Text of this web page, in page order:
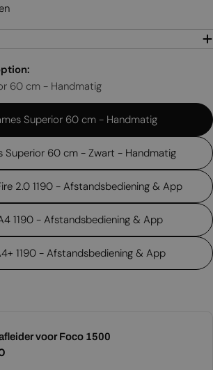
60 cm - Handmatig
Superior 60 cm - Handmatig
Superior 60 cm - Zwart - Handmatig
2.0 1190 - Afstandsbediening & App
1190 - Afstandsbediening & App
1190 - Afstandsbediening & App
voor Foco 1500